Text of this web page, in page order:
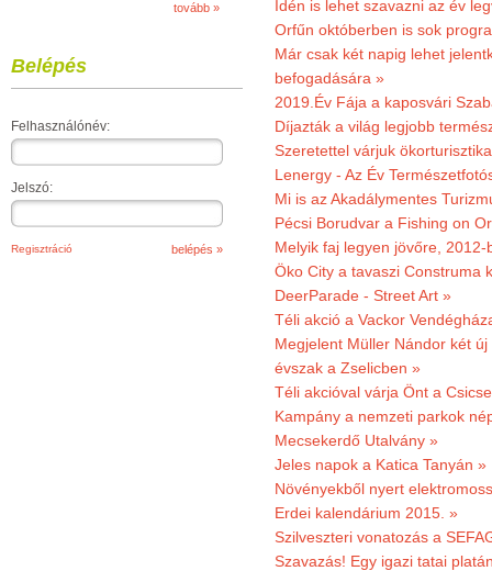
tovább »
Belépés
Felhasználónév:
Jelszó:
Regisztráció
Idén is lehet szavazni az év
Orfűn októberben is sok
Már csak két napig lehet
befogadására »
2019.Év Fája a kaposvári
Díjazták a világ legjobb
Szeretettel várjuk
Lenergy - Az Év
Mi is az Akadálymentes
Pécsi Borudvar a Fishing on
Melyik faj legyen jövőre,
Öko City a tavaszi Construma
DeerParade - Street Art »
Téli akció a Vackor
Megjelent Müller Nándor két
évszak a Zselicben »
Téli akcióval várja Önt a
Kampány a nemzeti parkok
Mecsekerdő Utalvány »
Jeles napok a Katica Tanyán »
Növényekből nyert
Erdei kalendárium 2015. »
Szilveszteri vonatozás a
Szavazás! Egy igazi tatai